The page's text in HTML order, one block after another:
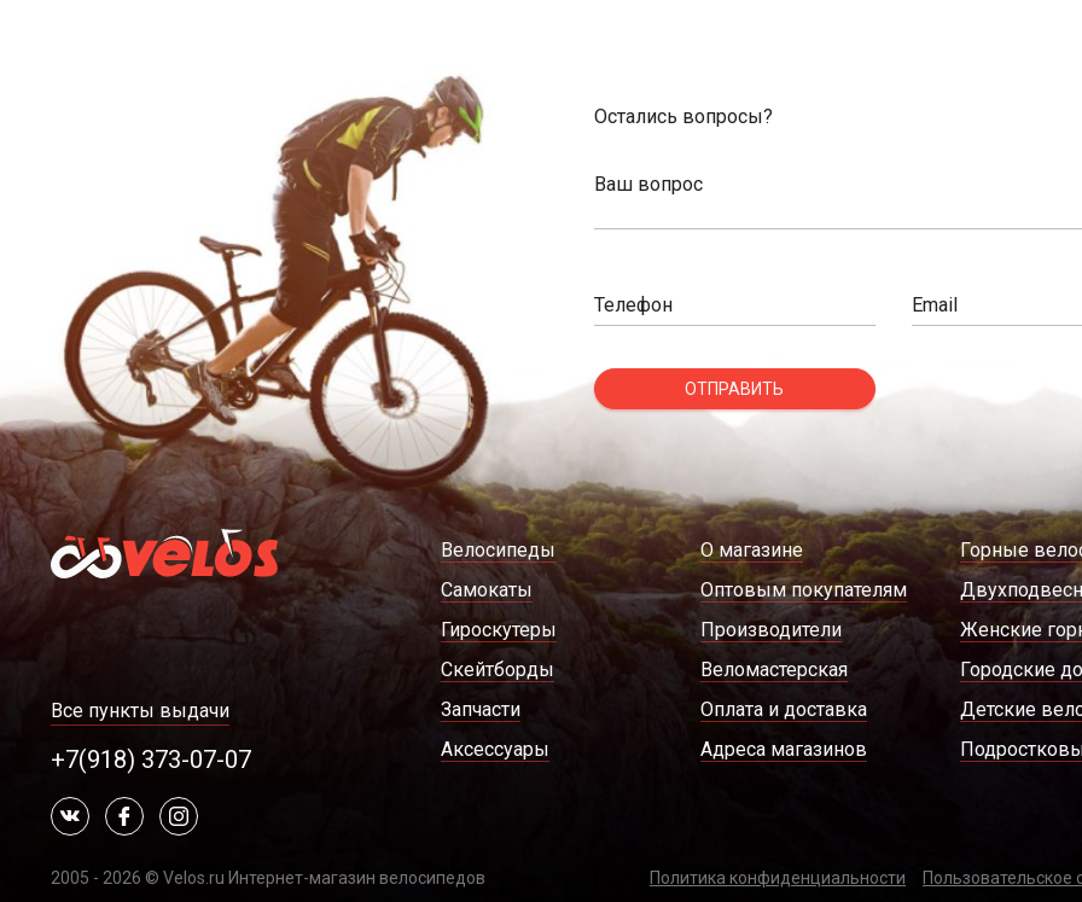
Остались вопросы?
Ваш вопрос
Телефон Email
ОТПРАВИТЬ
Все пункты выдачи
+7(918) 373-07-07
Велосипеды
Самокаты
Гироскутеры
Скейтборды
Запчасти
Аксессуары
О магазине
Оптовым покупателям
Производители
Веломастерская
Оплата и доставка
Адреса магазинов
Горные
Женские
Городские
Детские
2005 - 2026 © Velos.ru Интернет-магазин велосипедов Политика конфиденциальности Пользовательское